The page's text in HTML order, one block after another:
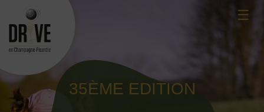
content
☰
35ÈME EDITION